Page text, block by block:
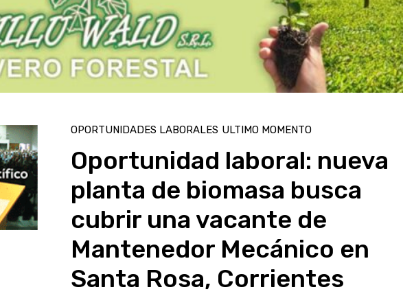
OPORTUNIDADES LABORALES ULTIMO MOMENTO
Oportunidad laboral: nueva
planta de biomasa busca
cubrir una vacante de
Mantenedor Mecánico en
Santa Rosa, Corrientes